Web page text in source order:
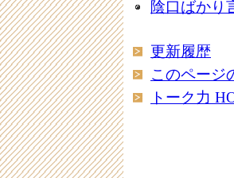
陰口ばかり
更新履歴
このペー
トーク力